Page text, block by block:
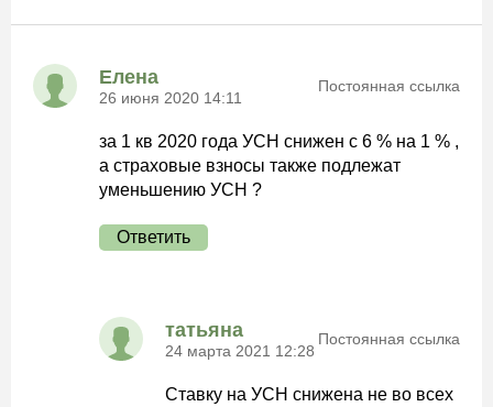
Елена
26 июня 2020 14:11
Постоянная ссылка
за 1 кв 2020 года УСН снижен с 6 % на 1 % ,
а страховые взносы также подлежат
уменьшению УСН ?
Ответить
татьяна
24 марта 2021 12:28
Постоянная ссылка
Ставку на УСН снижена не во всех